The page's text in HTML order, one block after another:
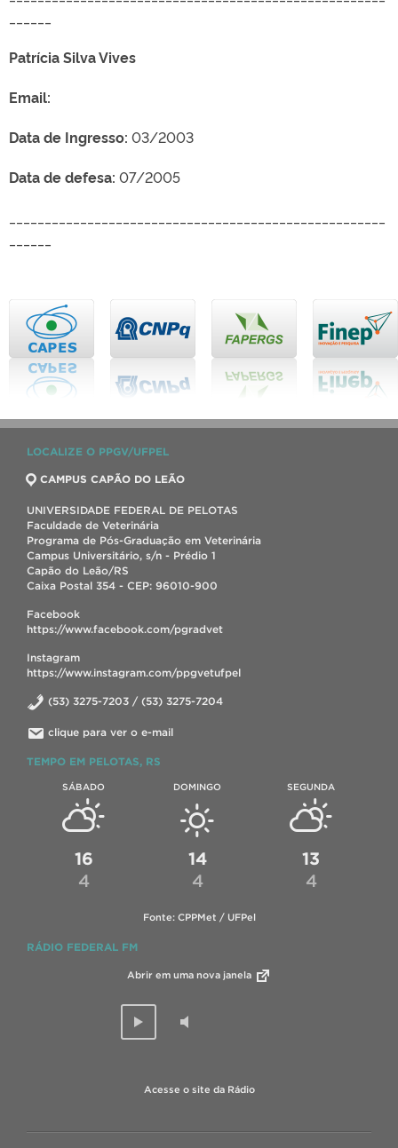
Patrícia Silva Vives
Email:
Data de Ingresso: 03/2003
Data de defesa: 07/2005
LOCALIZE O PPGV/UFPEL
CAMPUS CAPÃO DO LEÃO
UNIVERSIDADE FEDERAL DE PELOTAS
Faculdade de Veterinária
Programa de Pós-Graduação em Veterinária
Campus Universitário, s/n - Prédio 1
Capão do Leão/RS
Caixa Postal 354 - CEP: 96010-900
Facebook
https://www.facebook.com/pgradvet
Instagram
https://www.instagram.com/ppgvetufpel
(53) 3275-7203 / (53) 3275-7204
clique para ver o e-mail
TEMPO EM PELOTAS, RS
SÁBADO
16
4
DOMINGO
14
4
SEGUNDA
13
4
Fonte: CPPMet / UFPel
RÁDIO FEDERAL FM
Abrir em uma nova janela
Acesse o site da Rádio